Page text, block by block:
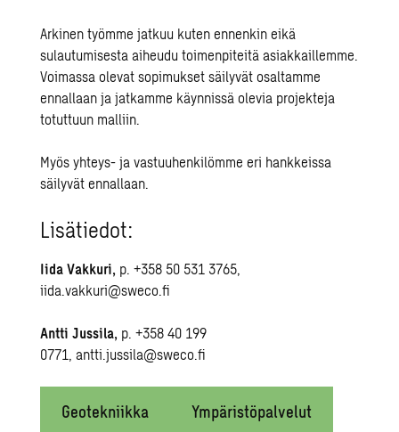
Arkinen työmme jatkuu kuten ennenkin eikä
sulautumisesta aiheudu toimenpiteitä asiakkaillemme.
Voimassa olevat sopimukset säilyvät osaltamme
ennallaan ja jatkamme käynnissä olevia projekteja
totuttuun malliin.
Myös yhteys- ja vastuuhenkilömme eri hankkeissa
säilyvät ennallaan.
Lisätiedot:
Iida Vakkuri, p.+358 50 531 3765,
iida.vakkuri@sweco.fi
Antti Jussila, p.+358 40 199
0771,antti.jussila@sweco.fi
Geotekniikka Ympäristöpalvelut